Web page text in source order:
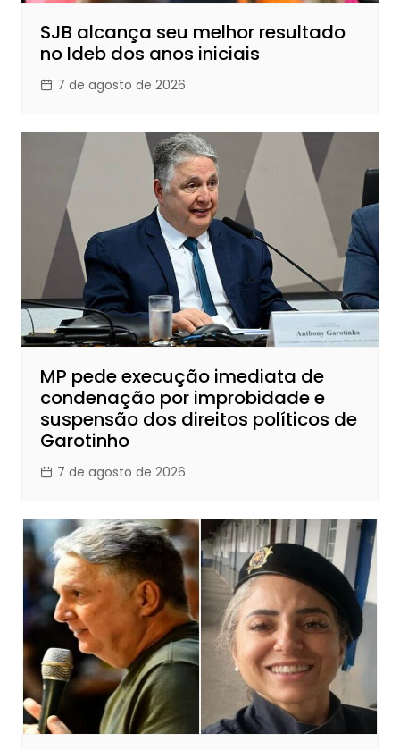
SJB alcança seu melhor resultado
no Ideb dos anos iniciais
7 de agosto de 2026
MP pede execução imediata de
condenação por improbidade e
suspensão dos direitos políticos de
Garotinho
7 de agosto de 2026